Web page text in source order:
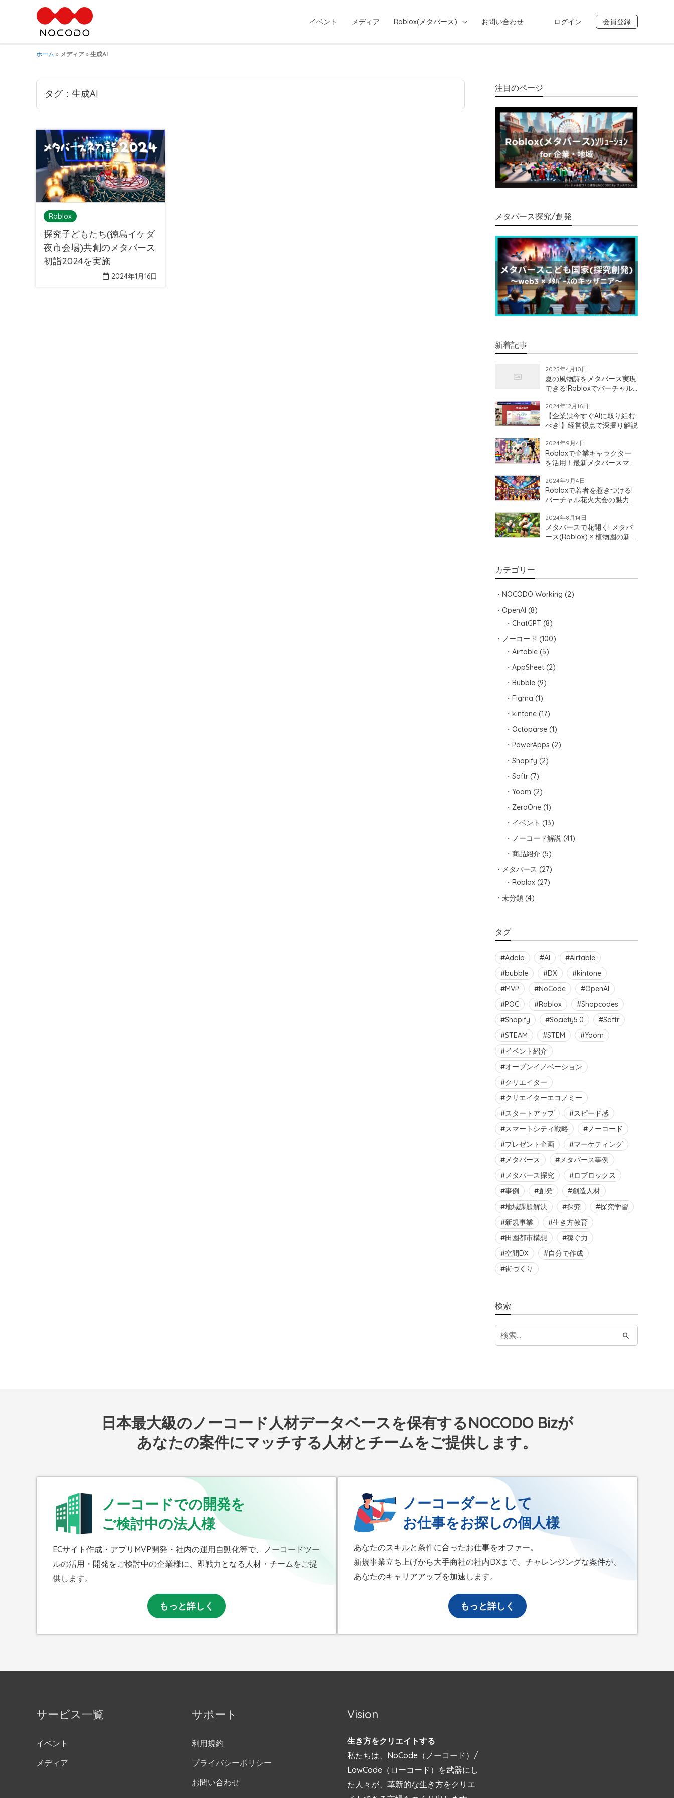
イベント メディア Roblox(メタバース) お問い合わせ ログイン 会員登録
ホーム » メディア » 生成AI
タグ：生成AI
Roblox
2024年1月16日
探究子どもたち(徳島イケダ
夜市会場)共創のメタバース
初詣2024を実施
注目のページ
メタバース探究/創発
新着記事
2025年4月10日
夏の風物詩をメタバース実現
できる!Robloxでバーチャル
2024年12月16日
【企業は今すぐAIに取り組む
べき!】経営視点で深掘り解説
2024年9月4日
Robloxで企業キャラクター
を活用！最新メタバースマー
2024年9月4日
Robloxで若者を惹きつける!
バーチャル花火大会の魅力と
2024年8月14日
メタバースで花開く! メタバ
ース(Roblox) × 植物園の新た
カテゴリー
NOCODO Working (2)
OpenAI (8)
ChatGPT (8)
ノーコード (100)
Airtable (5)
AppSheet (2)
Bubble (9)
Figma (1)
kintone (17)
Octoparse (1)
PowerApps (2)
Shopify (2)
Softr (7)
Yoom (2)
ZeroOne (1)
イベント (13)
ノーコード解説 (41)
商品紹介 (5)
メタバース (27)
Roblox (27)
未分類 (4)
タグ
Adalo AI
Airtable
bubble
DX
kintone
MVP
NoCode
OpenAI
POC
Roblox
Shopcodes
Shopify
Society5.0
Softr
STEAM
STEM
Yoom
イベント紹介
オープンイノベーション
クリエイター
クリエイターエコノミー
スタートアップ
スピード感
スマートシティ戦略
ノーコード
プレゼント企画
マーケティング
メタバース
メタバース事例
メタバース探究
ロブロックス
事例
創発
創造人材
地域課題解決
探究
探究学習
新規事業
生き方教育
田園都市構想
稼ぐ力
空間DX
自分で作成
街づくり
検索
e
c
f
o
r
日本最大級のノーコード人材データベースを保有するNOCODO Bizが
あなたの案件にマッチする人材とチームをご提供します。
ノーコードでの開発を
ご検討中の法人様
ECサイト作成・アプリMVP開発・社内の運用自動化等で、ノーコードツー
ルの活用・開発をご検討中の企業様に、即戦力となる人材・チームをご提
供します。
もっと詳しく
ノーコーダーとして
お仕事をお探しの個人様
あなたのスキルと条件に合ったお仕事をオファー。
新規事業立ち上げから大手商社の社内DXまで、チャレンジングな案件が、
あなたのキャリアアップを加速します。
もっと詳しく
サービス一覧
イベント
メディア
サポート
利用規約
プライバシーポリシー
お問い合わせ
Vision
生き方をクリエイトする
私たちは、NoCode（ノーコード）/
LowCode（ローコード）を武器にし
た人々が、革新的な生き方をクリエ